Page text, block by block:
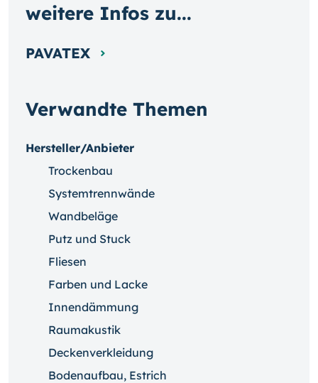
Verwandte Themen
Hersteller/Anbieter
Trockenbau
Systemtrennwände
Wandbeläge
Putz und Stuck
Fliesen
Farben und Lacke
Innendämmung
Raumakustik
Deckenverkleidung
Bodenaufbau, Estrich
weitere Infos zu...
PAVATEX